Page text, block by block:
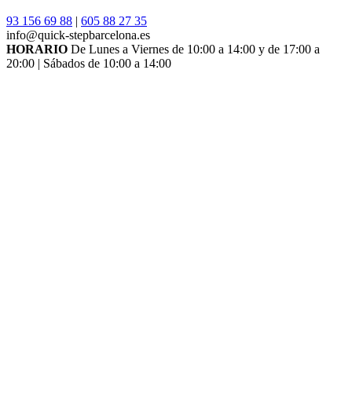
93 156 69 88 | 605 88 27 35
info@quick-stepbarcelona.es
HORARIO De Lunes a Viernes de 10:00 a 14:00 y de 17:00 a
20:00 | Sábados de 10:00 a 14:00